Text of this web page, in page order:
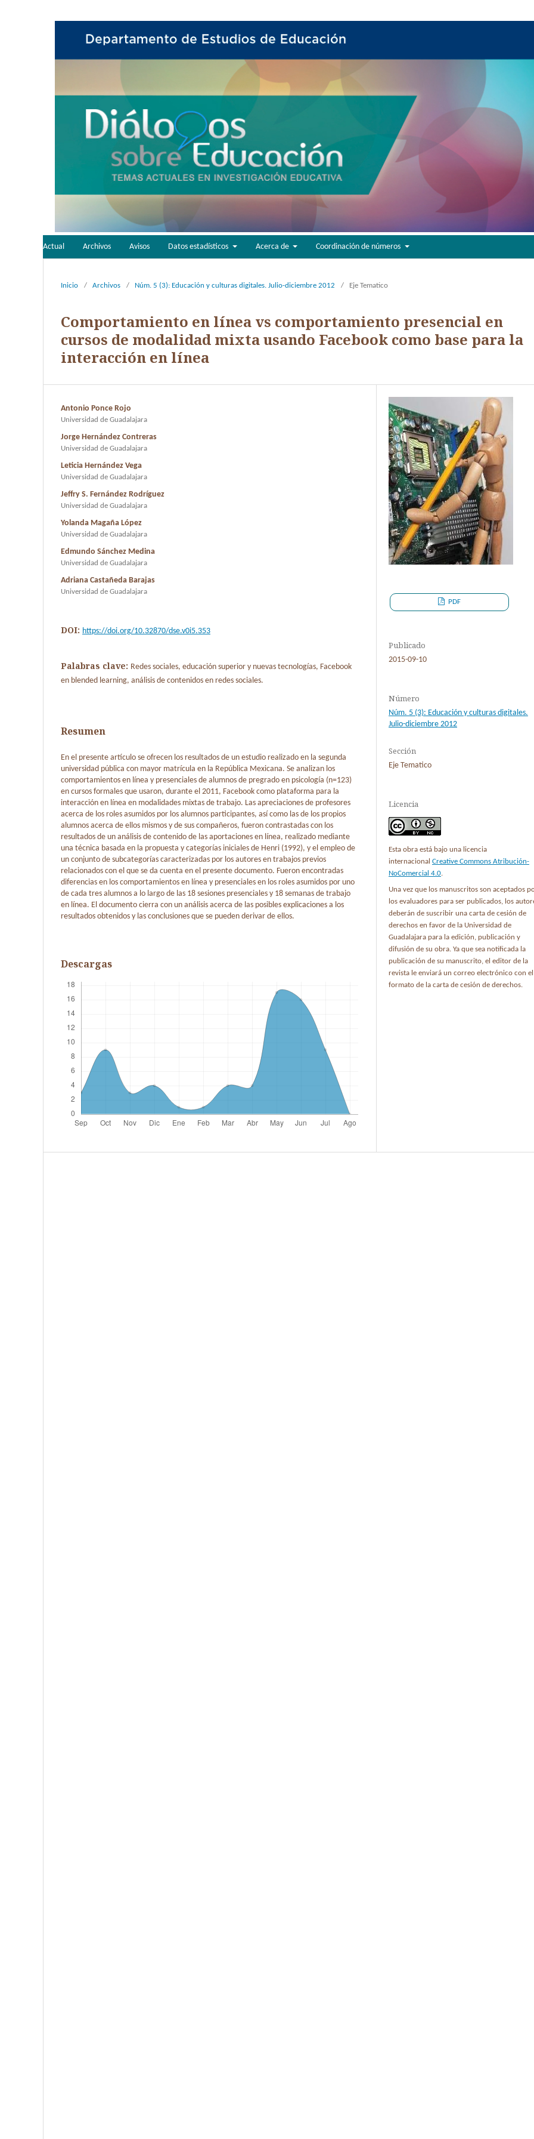
Actual Archivos Avisos Datos estadísticos Acerca de Coordinación de números
Inicio / Archivos / Núm. 5 (3): Educación y culturas digitales. Julio-diciembre 2012 / Eje Tematico
Comportamiento en línea vs comportamiento presencial en
cursos de modalidad mixta usando Facebook como base para la
interacción en línea
Antonio Ponce Rojo
Universidad de Guadalajara
Jorge Hernández Contreras
Universidad de Guadalajara
Leticia Hernández Vega
Universidad de Guadalajara
Jeffry S. Fernández Rodríguez
Universidad de Guadalajara
Yolanda Magaña López
Universidad de Guadalajara
Edmundo Sánchez Medina
Universidad de Guadalajara
Adriana Castañeda Barajas
Universidad de Guadalajara
DOI: https://doi.org/10.32870/dse.v0i5.353
Palabras clave: Redes sociales, educación superior y nuevas tecnologías, Facebook
en blended learning, análisis de contenidos en redes sociales.
Resumen
En el presente artículo se ofrecen los resultados de un estudio realizado en la segunda
universidad pública con mayor matrícula en la República Mexicana. Se analizan los
comportamientos en línea y presenciales de alumnos de pregrado en psicología (n=123)
en cursos formales que usaron, durante el 2011, Facebook como plataforma para la
interacción en línea en modalidades mixtas de trabajo. Las apreciaciones de profesores
acerca de los roles asumidos por los alumnos participantes, así como las de los propios
alumnos acerca de ellos mismos y de sus compañeros, fueron contrastadas con los
resultados de un análisis de contenido de las aportaciones en línea, realizado mediante
una técnica basada en la propuesta y categorías iniciales de Henri (1992), y el empleo de
un conjunto de subcategorías caracterizadas por los autores en trabajos previos
relacionados con el que se da cuenta en el presente documento. Fueron encontradas
diferencias en los comportamientos en línea y presenciales en los roles asumidos por uno
de cada tres alumnos a lo largo de las 18 sesiones presenciales y 18 semanas de trabajo
en línea. El documento cierra con un análisis acerca de las posibles explicaciones a los
resultados obtenidos y las conclusiones que se pueden derivar de ellos.
Descargas
PDF
Publicado
2015-09-10
Número
Núm. 5 (3): Educación y culturas digitales.
Julio-diciembre 2012
Sección
Eje Tematico
Licencia
Esta obra está bajo una licencia
internacional Creative Commons Atribución-
NoComercial 4.0.
Una vez que los manuscritos son aceptados
los evaluadores para ser publicados, los
deberán de suscribir una carta de cesión de
derechos en favor de la Universidad de
Guadalajara para la edición, publicación y
difusión de su obra. Ya que sea notificada la
publicación de su manuscrito, el editor de la
revista le enviará un correo electrónico con el
formato de la carta de cesión de derechos.